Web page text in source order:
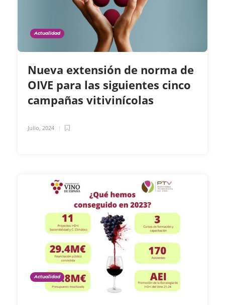
Actualidad
Nueva extensión de norma de
OIVE para las siguientes cinco
campañas vitivinícolas
Julio, 2024
Actualidad